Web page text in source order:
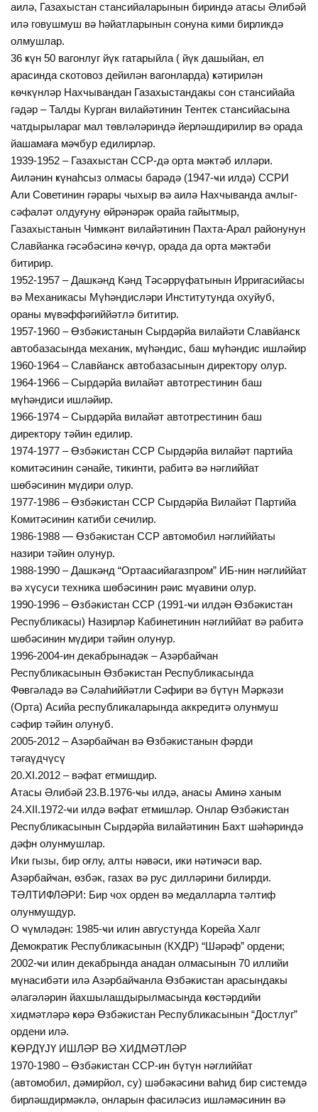
аилә, Газахыстан стансийаларынын бириндә атасы Әлибәй
илә говушмуш вә һәйатларынын сонуна кими бирликдә
олмушлар.
36 ҝүн 50 вагонлуг йүк гатарыйла ( йүк дашыйан, ел
арасинда скотовоз дейилән вагонларда) ҝәтирилән
көчкүнләр Нахчывандан Газахыстандакы сон стансийайа
гәдәр – Талды Курган вилайәтинин Тентек стансийасына
чатдырылараг мал төвләләриндә йерләшдирилир вә орада
йашамаға мәҹбур едилирләр.
1939-1952 – Газахыстан ССР-дә орта мәктәб илләри.
Аиләнин ҝүнаһсыз олмасы барәдә (1947-ҹи илдә) ССРИ
Али Советинин гәрары чыхыр вә аилә Нахчыванда аҹлыг-
сәфаләт олдуғуну өйрәнәрәк орайа гайытмыр,
Газахыстанын Чимкәнт вилайәтинин Пахта-Арал районунун
Славйанка гәсәбәсинә көчүр, орада да орта мәктәби
битирир.
1952-1957 – Дашкәнд Кәнд Тәсәррүфатынын Ирригасийасы
вә Механикасы Мүһәндисләри Институтунда охуйуб,
ораны мүвәффәгиййәтлә бититир.
1957-1960 – Өзбәкистанын Сырдәрйа вилайәти Славйанск
автобазасында механик, мүһәндис, баш мүһәндис ишләйир
1960-1964 – Славйанск автобазасынын директору олур.
1964-1966 – Сырдәрйа вилайәт автотрестинин баш
мүһәндиси ишләйир.
1966-1974 – Сырдәрйа вилайәт автотрестинин баш
директору тәйин едилир.
1974-1977 – Өзбәкистан ССР Сырдәрйа вилайәт партийа
комитәсинин сәнайе, тикинти, рабитә вә нәглиййат
шөбәсинин мүдири олур.
1977-1986 – Өзбәкистан ССР Сырдәрйа Вилайәт Партийа
Комитәсинин катиби сечилир.
1986-1988 — Өзбәкистан ССР автомобил нәглиййаты
назири тәйин олунур.
1988-1990 – Дашкәнд “Ортаасийагазпром” ИБ-нин нәглиййат
вә хүсуси техника шөбәсинин рәис мүавини олур.
1990-1996 – Өзбәкистан ССР (1991-ҹи илдән Өзбәкистан
Республикасы) Назирләр Кабинетинин нәглиййат вә рабитә
шөбәсинин мүдири тәйин олунур.
1996-2004-ин декабрынадәк – Азәрбайҹан
Республикасынын Өзбәкистан Республикасында
Фөвгәладә вә Сәлаһиййәтли Сәфири вә бүтүн Мәркәзи
(Орта) Асийа республикаларында аккредитә олунмуш
сәфир тәйин олунуб.
2005-2012 – Азәрбайҹан вә Өзбәкистанын фәрди
тәгаүдчүсү
20.ХI.2012 – вәфат етмишдир.
Атасы Әлибәй 23.В.1976-ҹы илдә, анасы Аминә ханым
24.ХII.1972-ҹи илдә вәфат етмишләр. Онлар Өзбәкистан
Республикасынын Сырдәрйа вилайәтинин Бахт шәһәриндә
дәфн олунмушлар.
Ики гызы, бир оғлу, алты нәвәси, ики нәтиҹәси вар.
Азәрбайҹан, өзбәк, газах вә рус дилләрини билирди.
ТӘЛТИФЛӘРИ: Бир чох орден вә медалларла тәлтиф
олунмушдур.
О ҹүмләдән: 1985-ҹи илин августунда Корейа Халг
Демократик Республикасынын (КХДР) “Шәрәф” ордени;
2002-ҹи илин декабрында анадан олмасынын 70 иллийи
мүнасибәти илә Азәрбайҹанла Өзбәкистан арасындакы
әлагәләрин йахшылашдырылмасында ҝөстәрдийи
хидмәтләрә ҝөрә Өзбәкистан Республикасынын “Достлуг”
ордени илә.
ҜӨРДҮЈҮ ИШЛӘР ВӘ ХИДМӘТЛӘР
1970-1980 – Өзбәкистан ССР-ин бүтүн нәглиййат
(автомобил, дәмирйол, су) шәбәкәсини ваһид бир системдә
бирләшдирмәклә, онларын фасиләсиз ишләмәсинин вә